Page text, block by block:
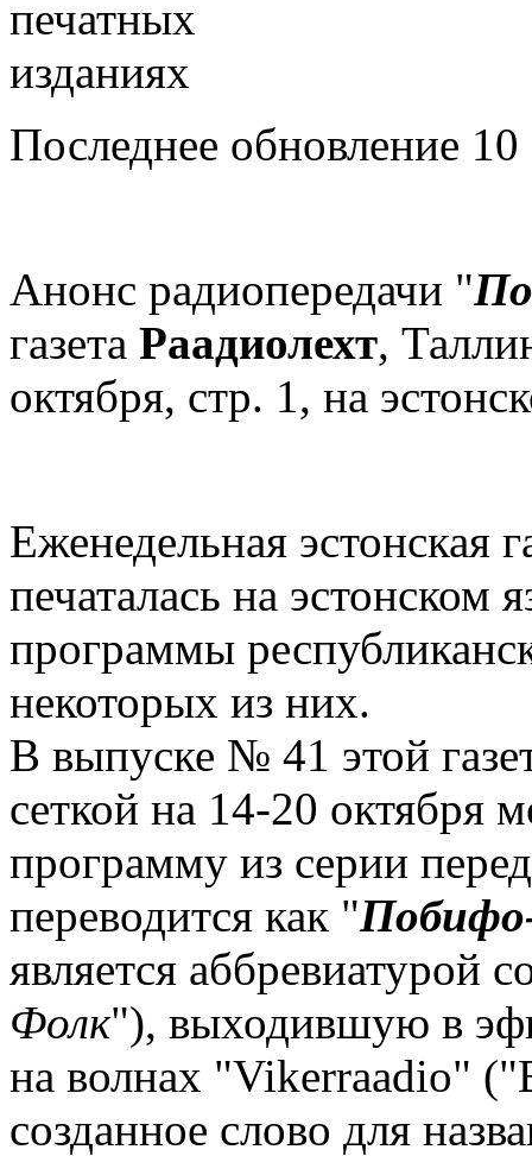
Последнее обновление 10
Анонс радиопередачи "
газета Раадиолехт,
октября, стр. 1, на
Еженедельная эстонская
печаталась на эстонском
программы
некоторых из них.
В выпуске № 41 этой
сеткой на 14-20 октября
программу из серии
переводится как "
является аббревиатурой
Фолк"), выходившую в
на волнах "Vikerraadio"
созданное слово для